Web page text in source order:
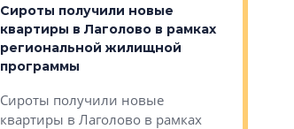
Сироты получили новые
квартиры в Лаголово в рамках
региональной жилищной
программы
Сироты получили новые
квартиры в Лаголово в рамках